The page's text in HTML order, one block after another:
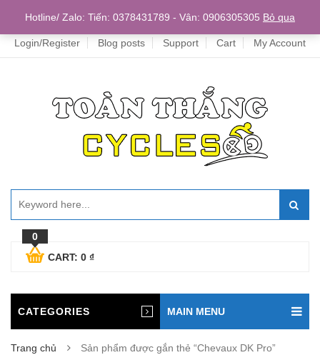
Home
Login/Register Blog posts Support Cart My Account
0
CART: 0 ₫
CATEGORIES MAIN MENU
Trang chủ Sản phẩm được gắn thẻ “Chevaux DK Pro”
Hotline/ Zalo: Tiến: 0378431789 - Vân: 0906305305 Bỏ qua